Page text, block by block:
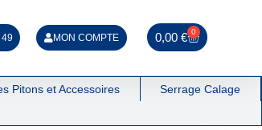
49 MON COMPTE 0,00€ 0
Pitons et Accessoires
Serrage Calage